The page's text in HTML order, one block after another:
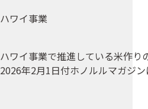
ハワイ事業
ハワイ事業で推進している米作り
2026年2月1日付ホノルルマガジン